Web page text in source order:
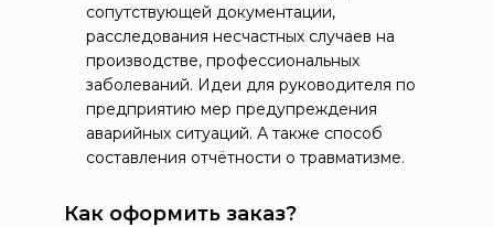
сопутствующей документации,
расследования несчастных случаев на
производстве, профессиональных
заболеваний. Идеи для руководителя по
предприятию мер предупреждения
аварийных ситуаций. А также способ
составления отчётности о травматизме.
Как оформить заказ?